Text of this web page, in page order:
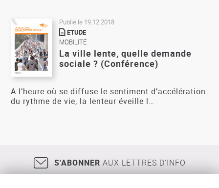
Publié le 19.12.2018
ETUDE
MOBILITÉ
La ville lente, quelle demande
sociale ? (Conférence)
A l’heure où se diffuse le sentiment d’accélération
du rythme de vie, la lenteur éveille l…
S'ABONNER AUX LETTRES D'INFO